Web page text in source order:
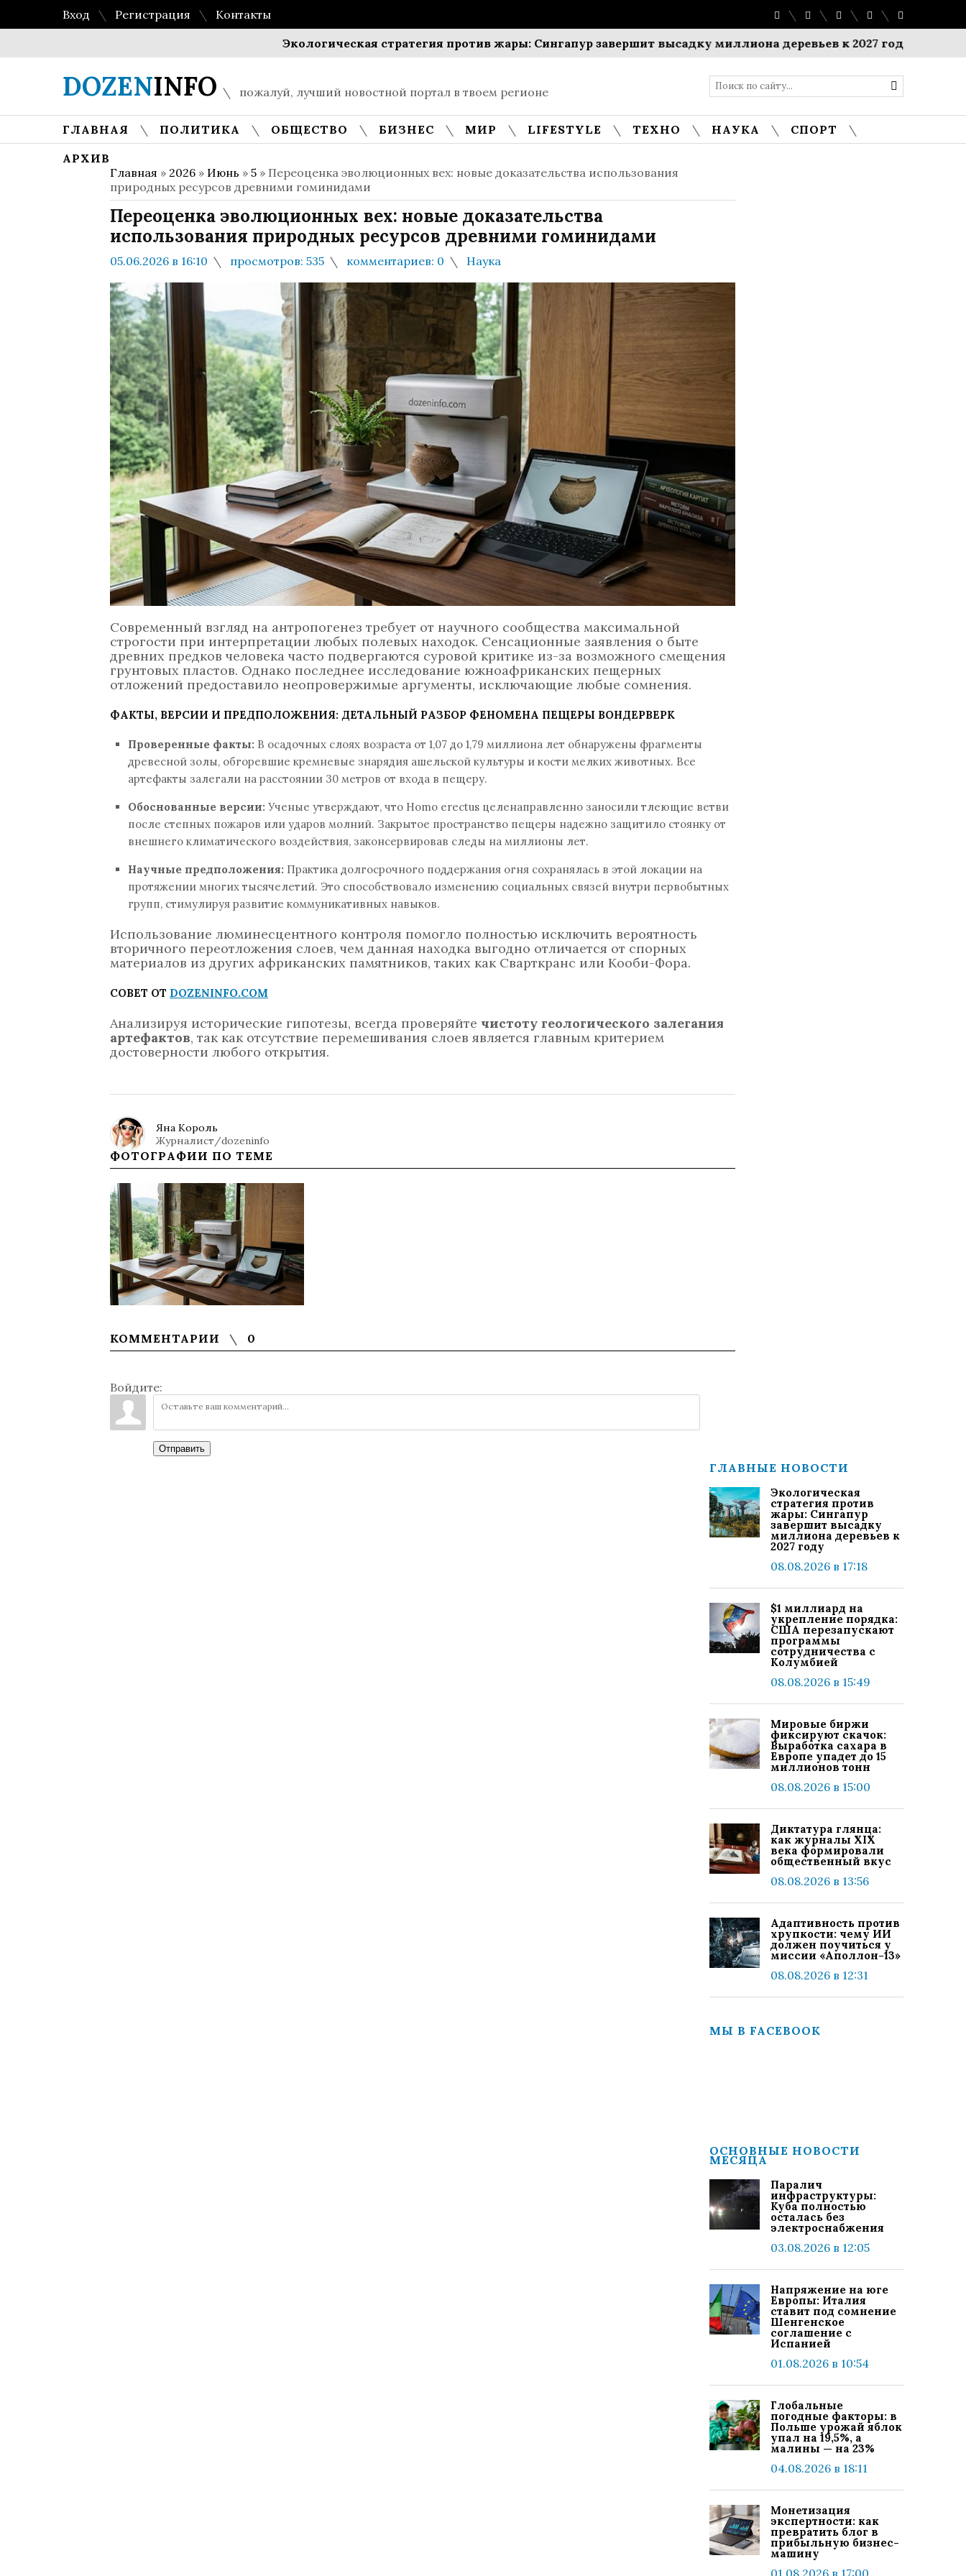
Вход Регистрация
Контакты
Экологическая стратегия против жары: Сингапур завершит высадку миллиона деревьев к 2027 году
$1
DOZENINFO пожалуй, лучший новостной портал в твоем регионе
ГЛАВНАЯ ПОЛИТИКА ОБЩЕСТВО БИЗНЕС МИР LIFESTYLE ТЕХНО НАУКА
СПОРТ
АРХИВ
Главная » 2026 » Июнь » 5 » Переоценка эволюционных вех: новые доказательства использования
природных ресурсов древними гоминидами
Переоценка эволюционных вех: новые доказательства
использования природных ресурсов древними гоминидами
05.06.2026 в 16:10 просмотров: 535 комментариев: 0 Наука
Современный взгляд на антропогенез требует от научного сообщества максимальной
строгости при интерпретации любых полевых находок. Сенсационные заявления о быте
древних предков человека часто подвергаются суровой критике из-за возможного смещения
грунтовых пластов. Однако последнее исследование южноафриканских пещерных
отложений предоставило неопровержимые аргументы, исключающие любые сомнения.
ФАКТЫ, ВЕРСИИ И ПРЕДПОЛОЖЕНИЯ: ДЕТАЛЬНЫЙ РАЗБОР ФЕНОМЕНА ПЕЩЕРЫ ВОНДЕРВЕРК
Проверенные факты: В осадочных слоях возраста от 1,07 до 1,79 миллиона лет обнаружены фрагменты
древесной золы, обгоревшие кремневые знарядия ашельской культуры и кости мелких животных. Все
артефакты залегали на расстоянии 30 метров от входа в пещеру.
Обоснованные версии: Ученые утверждают, что Homo erectus целенаправленно заносили тлеющие ветви
после степных пожаров или ударов молний. Закрытое пространство пещеры надежно защитило стоянку от
внешнего климатического воздействия, законсервировав следы на миллионы лет.
Научные предположения: Практика долгосрочного поддержания огня сохранялась в этой локации на
протяжении многих тысячелетий. Это способствовало изменению социальных связей внутри первобытных
групп, стимулируя развитие коммуникативных навыков.
Использование люминесцентного контроля помогло полностью исключить вероятность
вторичного переотложения слоев, чем данная находка выгодно отличается от спорных
материалов из других африканских памятников, таких как Сварткранс или Кооби-Фора.
СОВЕТ ОТ DOZENINFO.COM
Анализируя исторические гипотезы, всегда проверяйте чистоту геологического залегания
артефактов, так как отсутствие перемешивания слоев является главным критерием
достоверности любого открытия.
Яна Король
Журналист/dozeninfo
ФОТОГРАФИИ ПО ТЕМЕ
КОММЕНТАРИИ 0
Войдите:
Отправить
ГЛАВНЫЕ НОВОСТИ
Экологическая
стратегия против
жары: Сингапур
завершит высадку
миллиона деревьев к
2027 году
08.08.2026 в 17:18
$1 миллиард на
укрепление порядка:
США перезапускают
программы
сотрудничества с
Колумбией
08.08.2026 в 15:49
Мировые биржи
фиксируют скачок:
Выработка сахара в
Европе упадет до 15
миллионов тонн
08.08.2026 в 15:00
Диктатура глянца:
как журналы XIX
века формировали
общественный вкус
08.08.2026 в 13:56
Адаптивность против
хрупкости: чему ИИ
должен поучиться у
миссии «Аполлон-13»
08.08.2026 в 12:31
МЫ В FACEBOOK
ОСНОВНЫЕ НОВОСТИ
МЕСЯЦА
Паралич
инфраструктуры:
Куба полностью
осталась без
электроснабжения
03.08.2026 в 12:05
Напряжение на юге
Европы: Италия
ставит под сомнение
Шенгенское
соглашение с
Испанией
01.08.2026 в 10:54
Глобальные
погодные факторы: в
Польше урожай яблок
упал на 19,5%, а
малины — на 23%
04.08.2026 в 18:11
Монетизация
экспертности: как
превратить блог в
прибыльную бизнес-
машину
01.08.2026 в 17:00